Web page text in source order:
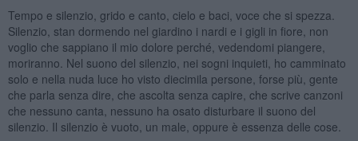
Tempo e silenzio, grido e canto, cielo e baci, voce che si spezza.
Silenzio, stan dormendo nel giardino i nardi e i gigli in fiore, non
voglio che sappiano il mio dolore perché, vedendomi piangere,
moriranno. Nel suono del silenzio, nei sogni inquieti, ho camminato
solo e nella nuda luce ho visto diecimila persone, forse più, gente
che parla senza dire, che ascolta senza capire, che scrive canzoni
che nessuno canta, nessuno ha osato disturbare il suono del
silenzio. Il silenzio è vuoto, un male, oppure è essenza delle cose.